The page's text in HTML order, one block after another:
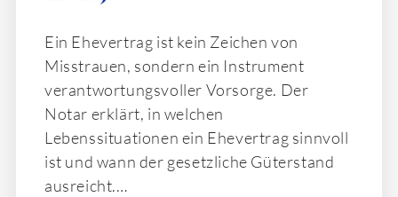
Ein Ehevertrag ist kein Zeichen von
Misstrauen, sondern ein Instrument
verantwortungsvoller Vorsorge. Der
Notar erklärt, in welchen
Lebenssituationen ein Ehevertrag sinnvoll
ist und wann der gesetzliche Güterstand
ausreicht.